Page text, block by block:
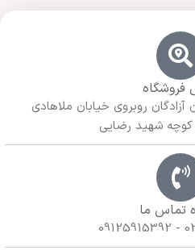
فروشگاه
آزادگان روبروی خیابان ملاهادی
شهید رضایی
تماس ما